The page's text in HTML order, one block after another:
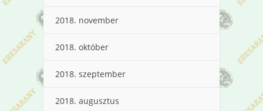
2018. november
2018. október
2018. szeptember
2018. augusztus